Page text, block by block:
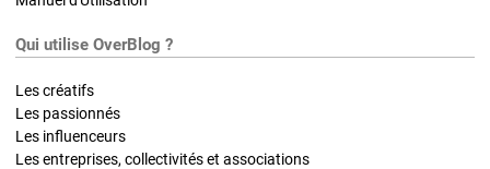
Qui utilise OverBlog ?
Les créatifs
Les passionnés
Les influenceurs
Les entreprises, collectivités et associations